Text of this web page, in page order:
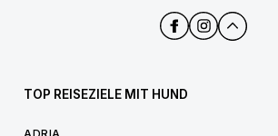
TOP REISEZIELE MIT HUND